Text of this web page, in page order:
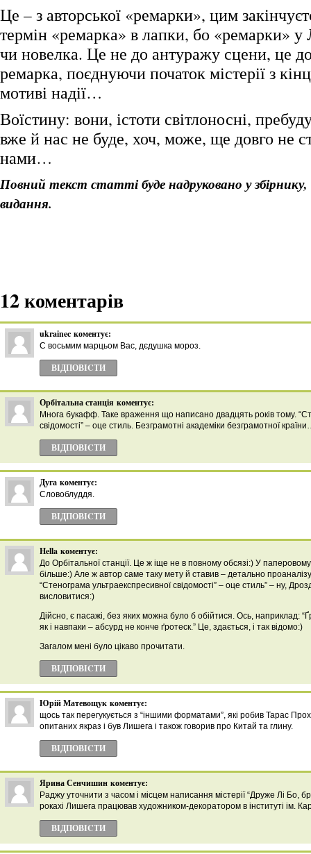
Це – з авторської «ремарки», цим
термін «ремарка» в лапки, бо «ремарки»
чи новелка. Це не до антуражу сцени, це
ремарка, поєднуючи початок містерії з
мотиві надії…
Воїстину: вони, істоти світлоносні,
вже й нас не буде, хоч, може, ще довго не
нами…
Повний текст статті буде надруковано у
видання.
12 коментарів
ukrainec коментує:
С восьмим марцьом Вас, дєдушка мороз.
ВІДПОВІCТИ
Орбітальна станція коментує:
Многа букафф. Таке враження що написано двадцять років тому.
свідомості” – оце стиль. Безграмотні академіки безграмотної
ВІДПОВІCТИ
Дуга коментує:
Словоблуддя.
ВІДПОВІCТИ
Hella коментує:
До Орбітальної станції. Це ж іще не в повному обсязі:) У
більше:) Але ж автор саме таку мету й ставив – детально
“Стенограма ультраекспресивної свідомості” – оце стиль” – ну,
висловитися:)
Дійсно, є пасажі, без яких можна було б обійтися. Ось, наприклад:
як і навпаки – абсурд не конче ґротеск.” Це, здається, і так відомо:)
Загалом мені було цікаво прочитати.
ВІДПОВІCТИ
Юрій Матевощук коментує:
щось так перегукується з “іншими форматами”, які робив Тарас
опитаних якраз і був Лишега і також говорив про Китай та глину.
ВІДПОВІCТИ
Ярина Сенчишин коментує:
Раджу уточнити з часом і місцем написання містерії “Друже Лі Бо,
рокахі Лишега працював художником-декоратором в інституті ім.
ВІДПОВІCТИ